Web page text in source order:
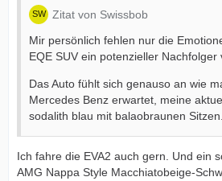
Zitat von Swissbob
Mir persönlich fehlen nur die
EQE SUV ein potenzieller Nachfolger
Das Auto fühlt sich genauso an wie
Mercedes Benz erwartet, meine
sodalith blau mit balaobraunen Sitzen.
Ich fahre die EVA2 auch gern. Und ein
AMG Nappa Style Macchiatobeige-